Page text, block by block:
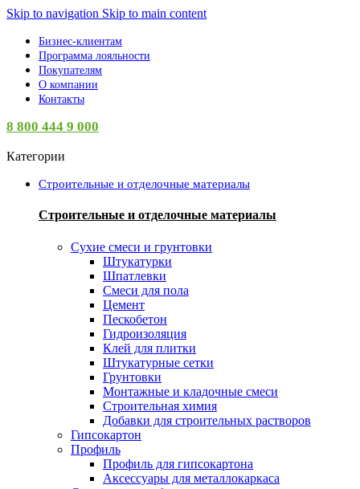
Skip to navigation Skip to main content
Бизнес-клиентам
Программа лояльности
Покупателям
О компании
Контакты
8 800 444 9 000
Категории
Строительные и отделочные материалы
Строительные и отделочные материалы
Сухие смеси и грунтовки
Штукатурки
Шпатлевки
Смеси для пола
Цемент
Пескобетон
Гидроизоляция
Клей для плитки
Штукатурные сетки
Грунтовки
Монтажные и кладочные смеси
Строительная химия
Добавки для строительных растворов
Гипсокартон
Профиль
Профиль для гипсокартона
Аксессуары для металлокаркаса